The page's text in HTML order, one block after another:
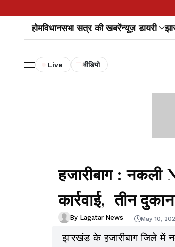
होमविधानसभा सत्र की खबरेंन्यूज़ डायरी
Live वीडियो
हजारीबाग : नकली
कार्रवाई, तीन
By Lagatar News May 10,
झारखंड के हजारीबाग जिले में